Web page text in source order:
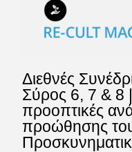
Διεθνές
Σύρος 6, 7 & 8
προοπτικές
προώθησης